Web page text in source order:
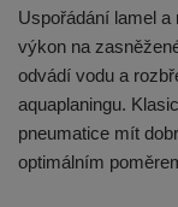
Uspořádání lamel
výkon na
odvádí vodu a
aquaplaningu.
pneumatice mít
optimálním